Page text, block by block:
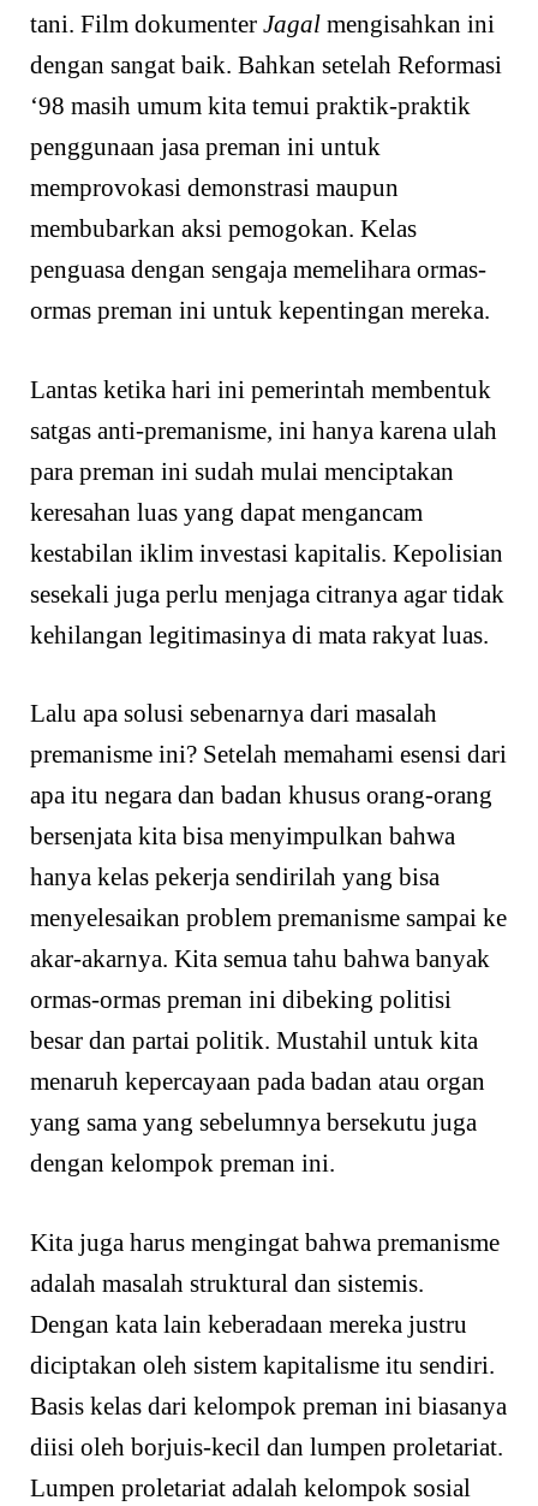
tani. Film dokumenter Jagal mengisahkan ini
dengan sangat baik. Bahkan setelah Reformasi
‘98 masih umum kita temui praktik-praktik
penggunaan jasa preman ini untuk
memprovokasi demonstrasi maupun
membubarkan aksi pemogokan. Kelas
penguasa dengan sengaja memelihara ormas-
ormas preman ini untuk kepentingan mereka.
Lantas ketika hari ini pemerintah membentuk
satgas anti-premanisme, ini hanya karena ulah
para preman ini sudah mulai menciptakan
keresahan luas yang dapat mengancam
kestabilan iklim investasi kapitalis. Kepolisian
sesekali juga perlu menjaga citranya agar tidak
kehilangan legitimasinya di mata rakyat luas.
Lalu apa solusi sebenarnya dari masalah
premanisme ini? Setelah memahami esensi dari
apa itu negara dan badan khusus orang-orang
bersenjata kita bisa menyimpulkan bahwa
hanya kelas pekerja sendirilah yang bisa
menyelesaikan problem premanisme sampai ke
akar-akarnya. Kita semua tahu bahwa banyak
ormas-ormas preman ini dibeking politisi
besar dan partai politik. Mustahil untuk kita
menaruh kepercayaan pada badan atau organ
yang sama yang sebelumnya bersekutu juga
dengan kelompok preman ini.
Kita juga harus mengingat bahwa premanisme
adalah masalah struktural dan sistemis.
Dengan kata lain keberadaan mereka justru
diciptakan oleh sistem kapitalisme itu sendiri.
Basis kelas dari kelompok preman ini biasanya
diisi oleh borjuis-kecil dan lumpen proletariat.
Lumpen proletariat adalah kelompok sosial